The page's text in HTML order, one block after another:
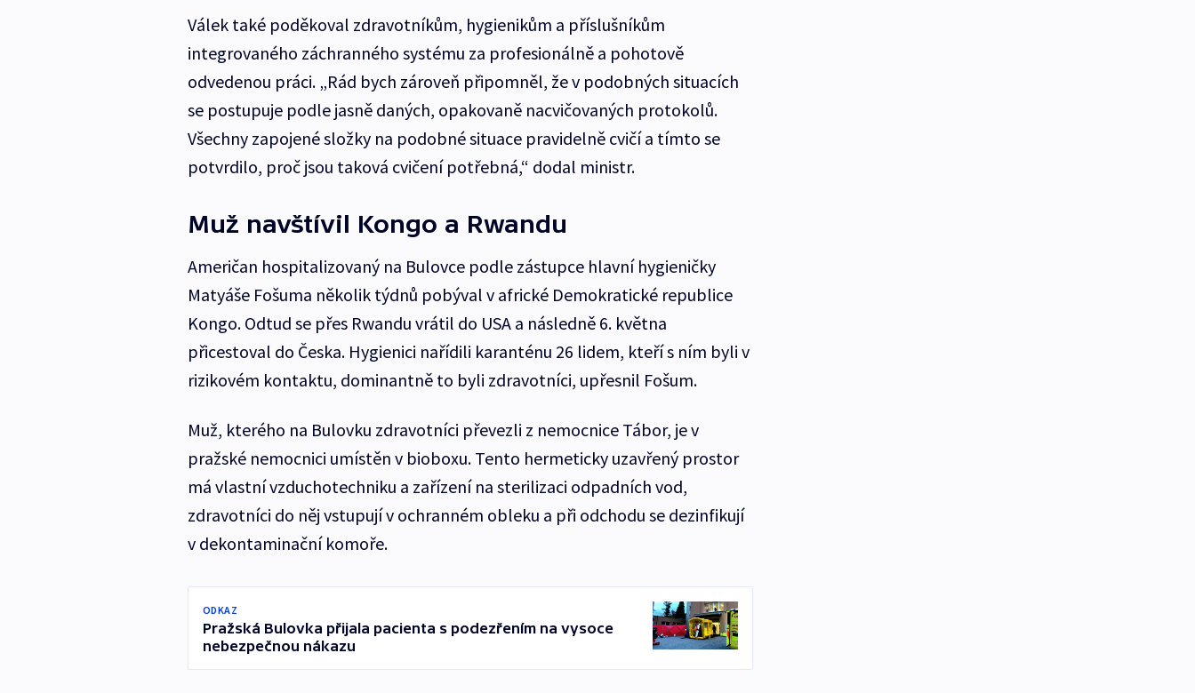
Válek také poděkoval zdravotníkům, hygienikům a příslušníkům
integrovaného záchranného systému za profesionálně a pohotově
odvedenou práci. „Rád bych zároveň připomněl, že v podobných situacích
se postupuje podle jasně daných, opakovaně nacvičovaných protokolů.
Všechny zapojené složky na podobné situace pravidelně cvičí a tímto se
potvrdilo, proč jsou taková cvičení potřebná,“ dodal ministr.
Muž navštívil Kongo a Rwandu
Američan hospitalizovaný na Bulovce podle zástupce hlavní hygieničky
Matyáše Fošuma několik týdnů pobýval v africké Demokratické republice
Kongo. Odtud se přes Rwandu vrátil do USA a následně 6. května
přicestoval do Česka. Hygienici nařídili karanténu 26 lidem, kteří s ním byli v
rizikovém kontaktu, dominantně to byli zdravotníci, upřesnil Fošum.
Muž, kterého na Bulovku zdravotníci převezli z nemocnice Tábor, je v
pražské nemocnici umístěn v bioboxu. Tento hermeticky uzavřený prostor
má vlastní vzduchotechniku a zařízení na sterilizaci odpadních vod,
zdravotníci do něj vstupují v ochranném obleku a při odchodu se dezinfikují
v dekontaminační komoře.
ODKAZ
Pražská Bulovka přijala pacienta s podezřením na vysoce
nebezpečnou nákazu